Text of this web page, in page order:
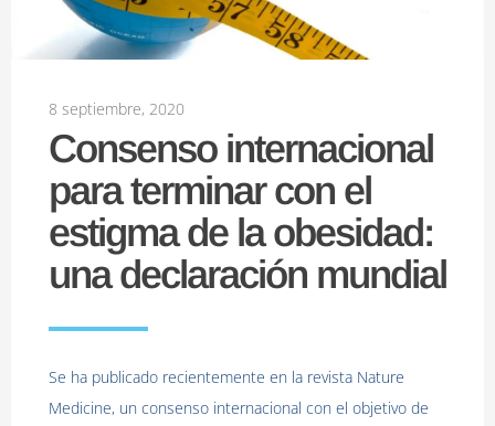
8 septiembre, 2020
Consenso internacional
para terminar con el
estigma de la obesidad:
una declaración mundial
Se ha publicado recientemente en la revista Nature
Medicine, un consenso internacional con el objetivo de